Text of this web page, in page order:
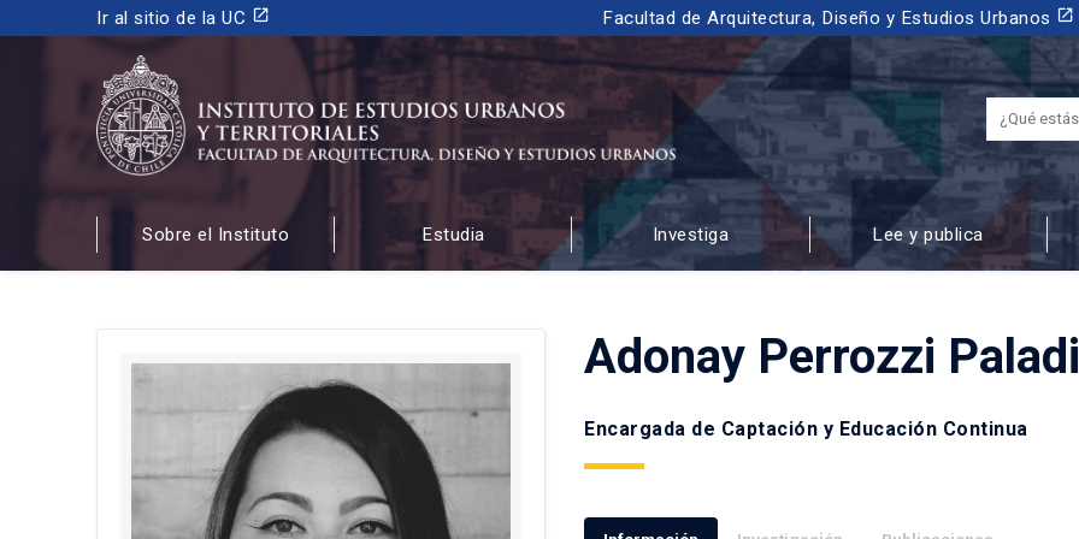
Ir al sitio de la UC launch Facultad de Arquitectura, Diseño y Estudios Urbanos launch
INSTITUTO DE ESTUDIOS URBANOS
Y TERRITORIALES
FACULTAD DE ARQUITECTURA, DISEÑO Y ESTUDIOS URBANOS
Sobre el Instituto Estudia Investiga Lee y publica
Adonay Perrozzi
Encargada de Captación y Educación Continua